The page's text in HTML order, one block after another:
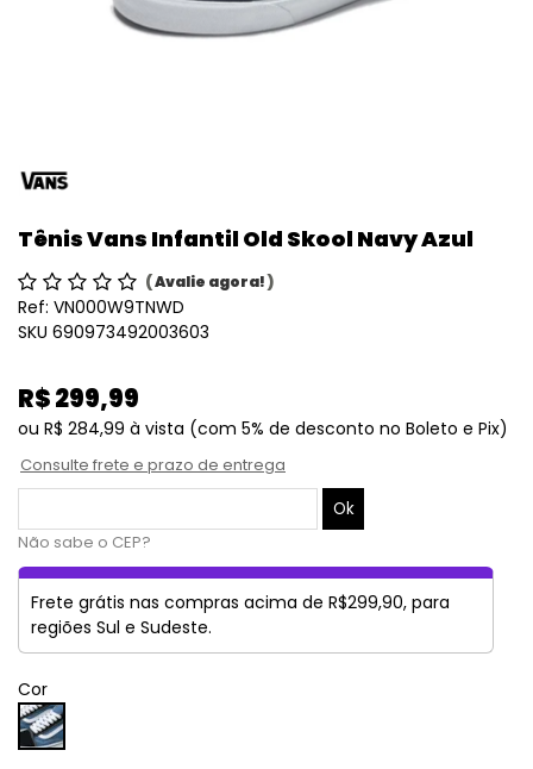
Tênis Vans Infantil Old Skool Navy Azul
(Avalie agora!)
Ref: VN000W9TNWD
SKU 690973492003603
R$ 299,99
ou R$ 284,99 à vista (com 5% de desconto no Boleto e Pix)
Consulte frete e prazo de entrega
Não sabe o CEP?
Frete grátis nas compras acima de R$299,90, para
regiões Sul e Sudeste.
Cor